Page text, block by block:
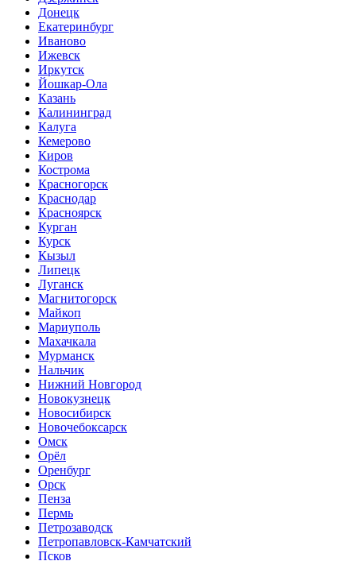
Донецк
Екатеринбург
Иваново
Ижевск
Иркутск
Йошкар-Ола
Казань
Калининград
Калуга
Кемерово
Киров
Кострома
Красногорск
Краснодар
Красноярск
Курган
Курск
Кызыл
Липецк
Луганск
Магнитогорск
Майкоп
Мариуполь
Махачкала
Мурманск
Нальчик
Нижний Новгород
Новокузнецк
Новосибирск
Новочебоксарск
Омск
Орёл
Оренбург
Орск
Пенза
Пермь
Петрозаводск
Петропавловск-Камчатский
Псков